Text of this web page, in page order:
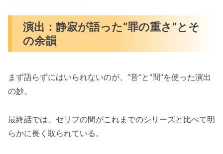
演出：静寂が語った“罪の重さ”とそ
の余韻
まず語らずにはいられないのが、“音”と“間”を使った演出
の妙。
最終話では、セリフの間がこれまでのシリーズと比べて明
らかに長く取られている。